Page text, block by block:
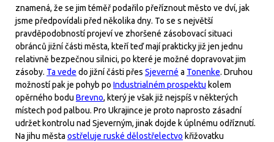
znamená, že se jim téměř podařilo přeříznout město ve dví, jak
jsme předpovídali před několika dny. To se s největší
pravděpodobností projeví ve zhoršené zásobovací situaci
obránců jižní části města, kteří teď mají prakticky již jen jednu
relativně bezpečnou silnici, po které je možné dopravovat jim
zásoby. Ta vede do jižní části přes Sjeverné a Tonenke. Druhou
možností pak je pohyb po Industrialném prospektu kolem
opěrného bodu Brevno, který je však již nejspíš v některých
místech pod palbou. Pro Ukrajince je proto naprosto zásadní
udržet kontrolu nad Sjeverným, jinak dojde k úplnému odříznutí.
Na jihu města ostřeluje ruské dělostřelectvo křižovatku